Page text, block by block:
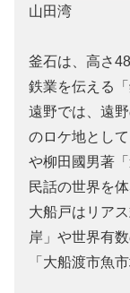
山田湾
釜石は、高さ
鉄業を伝える
遠野では、遠
のロケ地とし
や柳田國男著
民話の世界を
大船戸はリア
岸」や世界有
「大船渡市魚